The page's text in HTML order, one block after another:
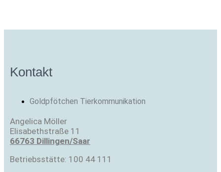
Kontakt
Goldpfötchen Tierkommunikation
Angelica Möller
Elisabethstraße 11
66763 Dillingen/Saar
Betriebsstätte: 100 44 111